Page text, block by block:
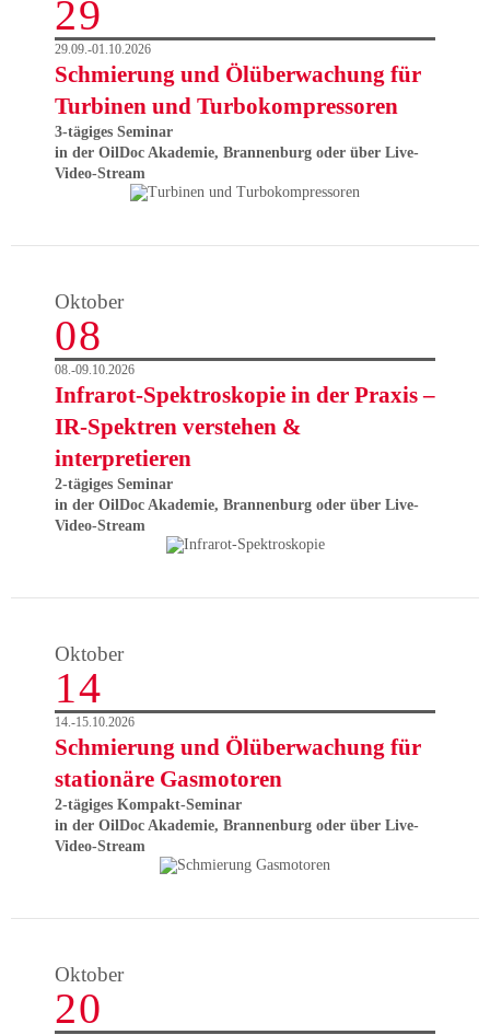
29
29.09.-01.10.2026
Schmierung und Ölüberwachung für
Turbinen und Turbokompressoren
3-tägiges Seminar
in der OilDoc Akademie, Brannenburg oder über Live-
Video-Stream
Oktober
08
08.-09.10.2026
Infrarot-Spektroskopie in der Praxis –
IR-Spektren verstehen &
interpretieren
2-tägiges Seminar
in der OilDoc Akademie, Brannenburg oder über Live-
Video-Stream
Oktober
14
14.-15.10.2026
Schmierung und Ölüberwachung für
stationäre Gasmotoren
2-tägiges Kompakt-Seminar
in der OilDoc Akademie, Brannenburg oder über Live-
Video-Stream
Oktober
20